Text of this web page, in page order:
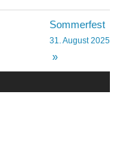
Sommerfest
31. August 2025